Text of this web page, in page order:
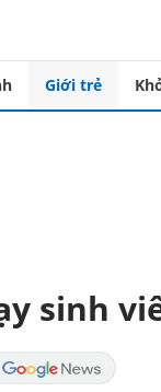
Giới trẻ
sinh